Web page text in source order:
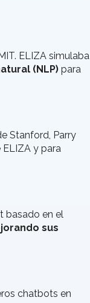
ELIZA simulaba
(NLP) para
Stanford, Parry
ELIZA y para
basado en el
sus
chatbots en